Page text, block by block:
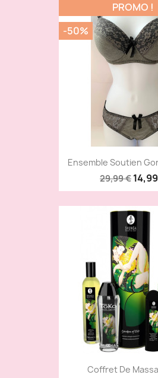
Ensemble Soutien
29,99 €
PROMO !
-50%
Coffret De